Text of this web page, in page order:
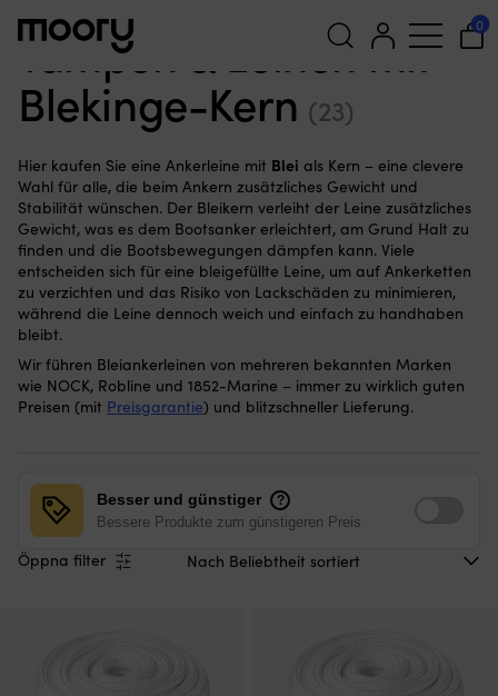
Suchen
nach:
0
Tampen & Leinen mit
Blekinge-Kern (23)
Hier kaufen Sie eine Ankerleine mit Blei als Kern – eine clevere
Wahl für alle, die beim Ankern zusätzliches Gewicht und
Stabilität wünschen. Der Bleikern verleiht der Leine zusätzliches
Gewicht, was es dem Bootsanker erleichtert, am Grund Halt zu
finden und die Bootsbewegungen dämpfen kann. Viele
entscheiden sich für eine bleigefüllte Leine, um auf Ankerketten
zu verzichten und das Risiko von Lackschäden zu minimieren,
während die Leine dennoch weich und einfach zu handhaben
bleibt.
Wir führen Bleiankerleinen von mehreren bekannten Marken
wie NOCK, Robline und 1852-Marine – immer zu wirklich guten
Preisen (mit Preisgarantie) und blitzschneller Lieferung.
Öppna filter
Besser und günstiger ?
Bessere Produkte zum günstigeren Preis